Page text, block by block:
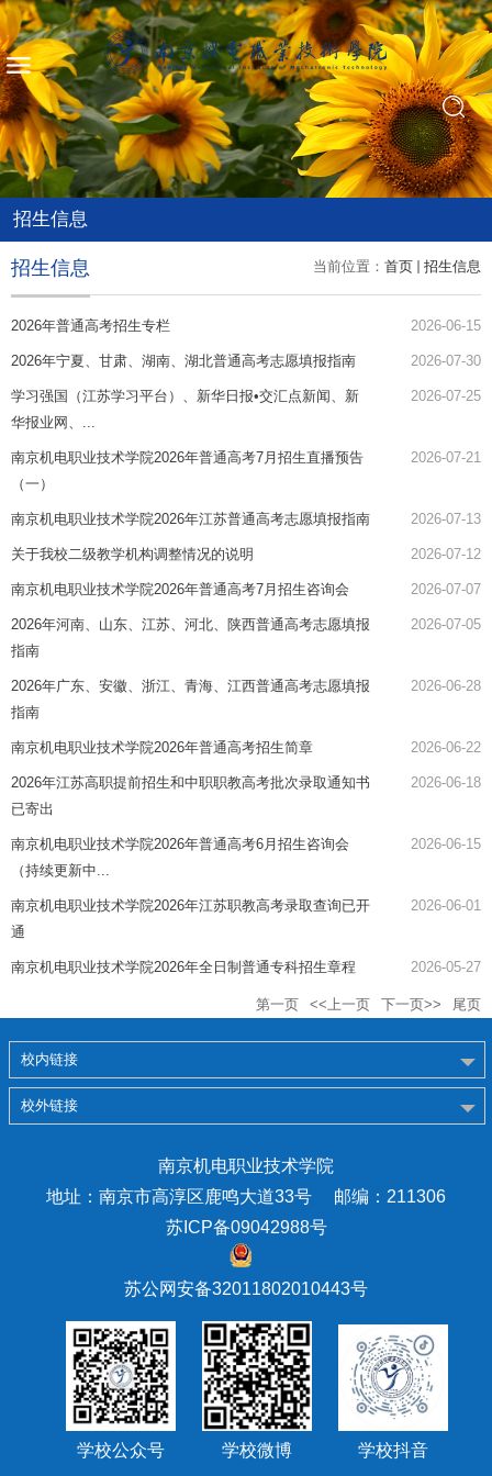
招生信息
当前位置： 首页 招生信息
招生信息
2026年普通高考招生专栏 2026-06-15
2026年宁夏、甘肃、湖南、湖北普通高考志愿填报指南 2026-07-30
学习强国（江苏学习平台）、新华日报•交汇点新闻、新
华报业网、...
2026-07-25
南京机电职业技术学院2026年普通高考7月招生直播预告
（一）
2026-07-21
南京机电职业技术学院2026年江苏普通高考志愿填报指南 2026-07-13
关于我校二级教学机构调整情况的说明 2026-07-12
南京机电职业技术学院2026年普通高考7月招生咨询会 2026-07-07
2026年河南、山东、江苏、河北、陕西普通高考志愿填报
指南
2026-07-05
2026年广东、安徽、浙江、青海、江西普通高考志愿填报
指南
2026-06-28
南京机电职业技术学院2026年普通高考招生简章 2026-06-22
2026年江苏高职提前招生和中职职教高考批次录取通知书
已寄出
2026-06-18
南京机电职业技术学院2026年普通高考6月招生咨询会
（持续更新中...
2026-06-15
南京机电职业技术学院2026年江苏职教高考录取查询已开
通
2026-06-01
南京机电职业技术学院2026年全日制普通专科招生章程 2026-05-27
第一页 <<上一页 下一页>> 尾页
校内链接
校外链接
南京机电职业技术学院
地址：南京市高淳区鹿鸣大道33号 邮编：211306
苏ICP备09042988号
苏公网安备32011802010443号
学校公众号 学校微博 学校抖音